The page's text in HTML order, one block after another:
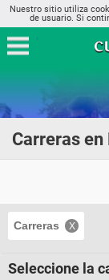
Nuestro sitio utiliza
de usuario. Si
Carreras
Carreras
Seleccione la